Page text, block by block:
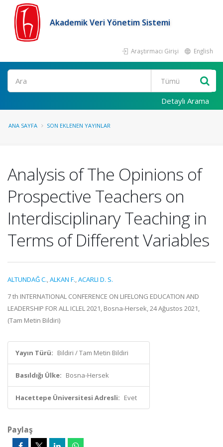
Akademik Veri Yönetim Sistemi
Araştırmacı Girişi English
Ara
Detaylı Arama
ANA SAYFA SON EKLENEN YAYINLAR
Analysis of The Opinions of
Prospective Teachers on
Interdisciplinary Teaching in
Terms of Different Variables
ALTUNDAĞ C.,ALKAN F.,ACARLI D. S.
7 th INTERNATIONAL CONFERENCE ON LIFELONG EDUCATION AND
LEADERSHIP FOR ALL ICLEL 2021, Bosna-Hersek, 24 Ağustos 2021,
(Tam Metin Bildiri)
Yayın Türü: Bildiri / Tam Metin Bildiri
Basıldığı Ülke: Bosna-Hersek
Hacettepe Üniversitesi Adresli: Evet
Paylaş